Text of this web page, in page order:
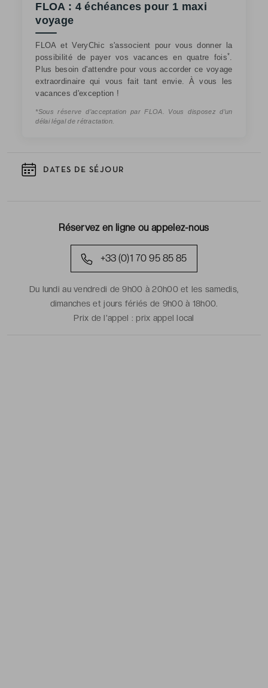
DATES DE SÉJOUR
Réservez en ligne ou appelez-nous
+33 (0)1 70 95 85 85
Du lundi au vendredi de 9h00 à 20h00 et les samedis,
dimanches et jours fériés de 9h00 à 18h00.
Prix de l'appel :prix appel local
FLOA : 4 échéances pour 1 maxi
voyage
FLOA et VeryChic s'associent pour vous donner la
possibilité de payer vos vacances en quatre fois*.
Plus besoin d'attendre pour vous accorder ce voyage
extraordinaire qui vous fait tant envie. À vous les
vacances d'exception !
*Sous réserve d’acceptation par FLOA. Vous disposez d’un
délai légal de rétractation.